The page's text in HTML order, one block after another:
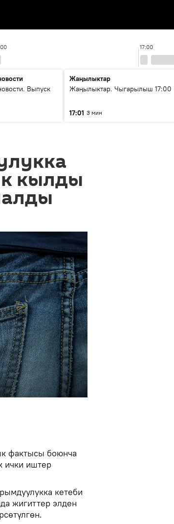
17:00
Выпуск
Жаңылыктар
Жаңылыктар. Чыгарылыш 17:00
17:01 3 мин
кылды
фактысы боюнча
ички иштер
кетеби
жигиттер элден